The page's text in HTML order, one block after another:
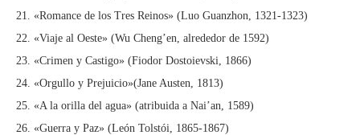
21. «Romance de los Tres Reinos» (Luo Guanzhon, 1321-1323)
22. «Viaje al Oeste» (Wu Cheng’en, alrededor de 1592)
23. «Crimen y Castigo» (Fiodor Dostoievski, 1866)
24. «Orgullo y Prejuicio»(Jane Austen, 1813)
25. «A la orilla del agua» (atribuida a Nai’an, 1589)
26. «Guerra y Paz» (León Tolstói, 1865-1867)